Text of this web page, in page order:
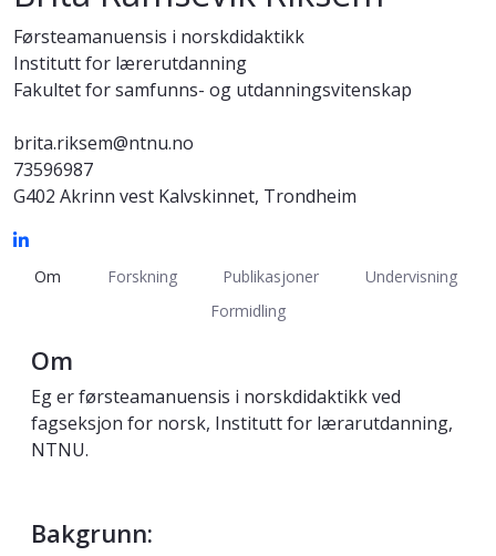
Førsteamanuensis i norskdidaktikk
Institutt for lærerutdanning
Fakultet for samfunns- og utdanningsvitenskap
brita.riksem@ntnu.no
73596987
G402 Akrinn vest Kalvskinnet, Trondheim
Om Forskning Publikasjoner
Undervisning
Formidling
Om
Eg er førsteamanuensis i norskdidaktikk ved
fagseksjon for norsk, Institutt for lærarutdanning,
NTNU.
Bakgrunn: